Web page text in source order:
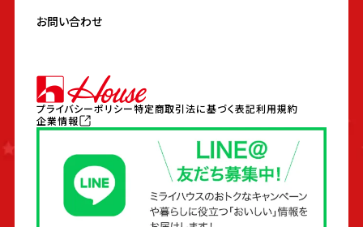
プライバシーポリシー特定商取引法に基づく表記利用規約
企業情報
お問い合わせ